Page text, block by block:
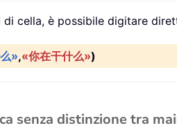
di cella, è possibile digitare
»,«你在干什么»)
senza distinzione tra